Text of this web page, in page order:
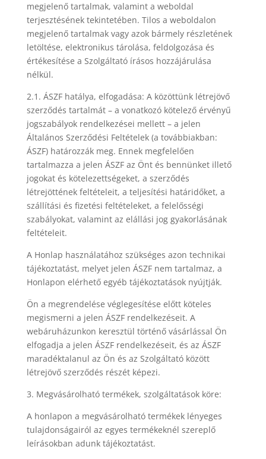
megjelenő tartalmak, valamint a weboldal
terjesztésének tekintetében. Tilos a weboldalon
megjelenő tartalmak vagy azok bármely részletének
letöltése, elektronikus tárolása, feldolgozása és
értékesítése a Szolgáltató írásos hozzájárulása
nélkül.
2.1. ÁSZF hatálya, elfogadása: A közöttünk létrejövő
szerződés tartalmát – a vonatkozó kötelező érvényű
jogszabályok rendelkezései mellett – a jelen
Általános Szerződési Feltételek (a továbbiakban:
ÁSZF) határozzák meg. Ennek megfelelően
tartalmazza a jelen ÁSZF az Önt és bennünket illető
jogokat és kötelezettségeket, a szerződés
létrejöttének feltételeit, a teljesítési határidőket, a
szállítási és fizetési feltételeket, a felelősségi
szabályokat, valamint az elállási jog gyakorlásának
feltételeit.
A Honlap használatához szükséges azon technikai
tájékoztatást, melyet jelen ÁSZF nem tartalmaz, a
Honlapon elérhető egyéb tájékoztatások nyújtják.
Ön a megrendelése véglegesítése előtt köteles
megismerni a jelen ÁSZF rendelkezéseit. A
webáruházunkon keresztül történő vásárlással Ön
elfogadja a jelen ÁSZF rendelkezéseit, és az ÁSZF
maradéktalanul az Ön és az Szolgáltató között
létrejövő szerződés részét képezi.
3. Megvásárolható termékek, szolgáltatások köre:
A honlapon a megvásárolható termékek lényeges
tulajdonságairól az egyes termékeknél szereplő
leírásokban adunk tájékoztatást.